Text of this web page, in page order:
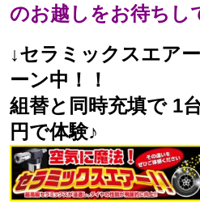
のお越しをお待ちし
↓セラミックスエア
ーン中！！
組替と同時充填で 1
円で体験♪